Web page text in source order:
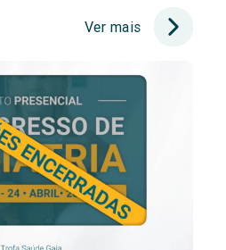
Ver mais